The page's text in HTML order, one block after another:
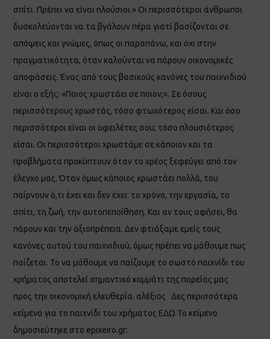
σπίτι. Πρέπει να είναι πλούσιοι.» Οι περισσότεροι άνθρωποι
δυσκολεύονται να τα βγάλουν πέρα γιατί βασίζονται σε
απόψεις και γνώμες, όπως οι παραπάνω, και όχι στην
πραγματικότητα, όταν καλούνται να πάρουν οικονομικές
αποφάσεις. Ένας από τους βασικούς κανόνες του παιχνιδιού
είναι ο εξής: «Ποιος χρωστάει σε ποιον;». Σε όσους
περισσότερους χρωστάς, τόσο φτωχότερος είσαι. Και όσο
περισσότεροι είναι οι οφειλέτες σου, τόσο πλουσιότερος
είσαι. Οι περισσότεροι χρωστάμε σε κάποιον και τα
προβλήματα προκύπτουν όταν το χρέος ξεφεύγει από τον
έλεγχο μας. Όταν όμως κάποιος χρωστάει πολλά, του
παίρνουν ό,τι έχει και δεν έχει: το χρόνο, την εργασία, το
σπίτι, τη ζωή, την αυτοπεποίθηση. Και αν τους αφήσει, θα
πάρουν και την αξιοπρέπεια. Δεν φτιάξαμε εμείς τους
κανόνες αυτού του παιχνιδιού, όμως πρέπει να μάθουμε πως
παίζεται. Το να μάθουμε να παίζουμε το σωστό παιχνίδι του
χρήματος αποτελεί σημαντικό κομμάτι της πορείας μας
προς την οικονομική ελευθερία. αλέξιος Δες περισσότερα
κείμενα για το παιχνίδι του χρήματος ΕΔΩ Το κείμενο
δημοσιεύτηκε στο epixeiro.gr: